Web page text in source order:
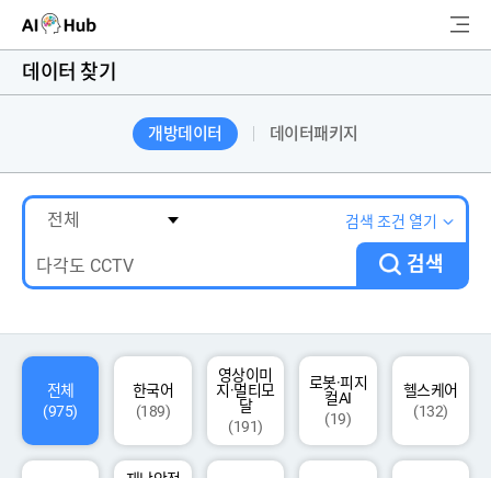
AI-Hub
AI 데이터찾기
AI 허브소개
AI 개발지원
색
데이터 찾기
개방데이터 데이터패키지
검색 조건 열기
검색
전체
(975)
한국어
(189)
영상이미
지·멀티모
달
(191)
로봇·피지
컬AI
(19)
헬스케어
(132)